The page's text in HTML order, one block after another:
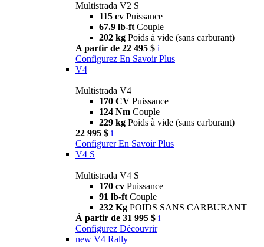
Multistrada V2 S
115 cv Puissance
67.9 lb-ft Couple
202 kg Poids à vide (sans carburant)
A partir de 22 495 $ i
Configurez En Savoir Plus
V4
Multistrada V4
170 CV Puissance
124 Nm Couple
229 kg Poids à vide (sans carburant)
22 995 $ i
Configurer En Savoir Plus
V4 S
Multistrada V4 S
170 cv Puissance
91 lb-ft Couple
232 Kg POIDS SANS CARBURANT
À partir de 31 995 $ i
Configurez Découvrir
new V4 Rally